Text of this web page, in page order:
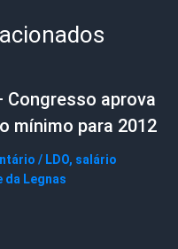
Congresso aprova
mínimo para 2012
/ LDO, salário
da Legnas